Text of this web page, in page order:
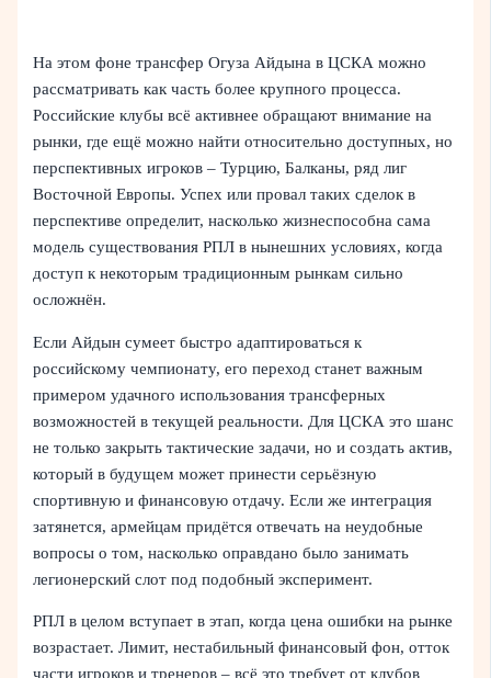
На этом фоне трансфер Огуза Айдына в ЦСКА можно
рассматривать как часть более крупного процесса.
Российские клубы всё активнее обращают внимание на
рынки, где ещё можно найти относительно доступных, но
перспективных игроков – Турцию, Балканы, ряд лиг
Восточной Европы. Успех или провал таких сделок в
перспективе определит, насколько жизнеспособна сама
модель существования РПЛ в нынешних условиях, когда
доступ к некоторым традиционным рынкам сильно
осложнён.
Если Айдын сумеет быстро адаптироваться к
российскому чемпионату, его переход станет важным
примером удачного использования трансферных
возможностей в текущей реальности. Для ЦСКА это шанс
не только закрыть тактические задачи, но и создать актив,
который в будущем может принести серьёзную
спортивную и финансовую отдачу. Если же интеграция
затянется, армейцам придётся отвечать на неудобные
вопросы о том, насколько оправдано было занимать
легионерский слот под подобный эксперимент.
РПЛ в целом вступает в этап, когда цена ошибки на рынке
возрастает. Лимит, нестабильный финансовый фон, отток
части игроков и тренеров – всё это требует от клубов